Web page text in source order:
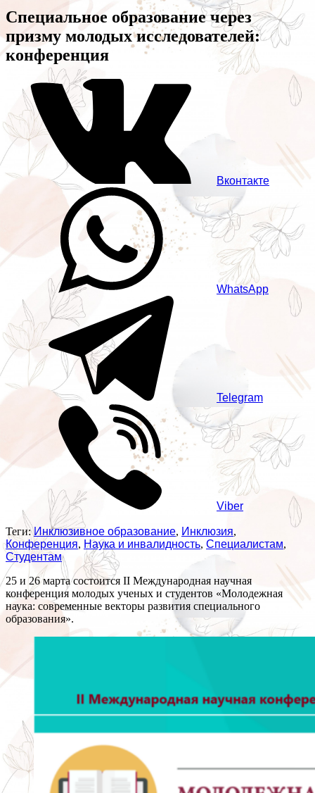
Специальное образование через
призму молодых исследователей:
конференция
Вконтакте
WhatsApp
Telegram
Viber
Теги:Инклюзивное образование, Инклюзия,
Конференция, Наука и инвалидность, Специалистам,
Студентам
25 и 26 марта состоится II Международная научная
конференция молодых ученых и студентов «Молодежная
наука: современные векторы развития специального
образования».